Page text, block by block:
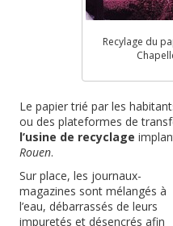
Recylage du
Le papier trié par les
ou des plateformes de
l’usine de recyclage
Rouen.
Sur place, les journaux-
magazines sont mélangés à
l’eau, débarrassés de leurs
impuretés et désencrés afin